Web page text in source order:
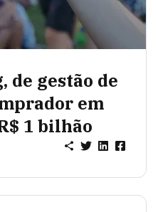
de gestão de
em
1 bilhão